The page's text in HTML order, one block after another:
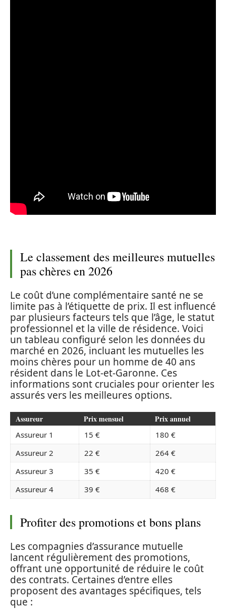
Le classement des meilleures mutuelles
pas chères en 2026
Le coût d’une complémentaire santé ne se
limite pas à l’étiquette de prix. Il est influencé
par plusieurs facteurs tels que l’âge, le statut
professionnel et la ville de résidence. Voici
un tableau configuré selon les données du
marché en 2026, incluant les mutuelles les
moins chères pour un homme de 40 ans
résident dans le Lot-et-Garonne. Ces
informations sont cruciales pour orienter les
assurés vers les meilleures options.
Assureur Prix mensuel Prix annuel
Assureur 1 15 €
180 €
Assureur 2
22 €
264 €
Assureur 3
35 €
420 €
Assureur 4
39 € 468 €
Profiter des promotions et bons plans
Les compagnies d’assurance mutuelle
lancent régulièrement des promotions,
offrant une opportunité de réduire le coût
des contrats. Certaines d’entre elles
proposent des avantages spécifiques, tels
que :